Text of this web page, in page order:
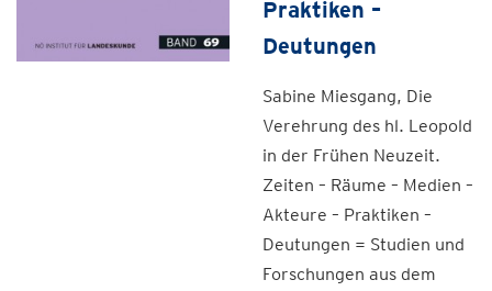
Praktiken –
Deutungen
Sabine Miesgang, Die
Verehrung des hl. Leopold
in der Frühen Neuzeit.
Zeiten – Räume – Medien –
Akteure – Praktiken –
Deutungen = Studien und
Forschungen aus dem